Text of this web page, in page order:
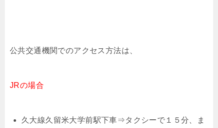
公共交通機関でのアクセス方法は、
JRの場合
久大線久留米大学前駅下車⇒タクシーで１５分、ま